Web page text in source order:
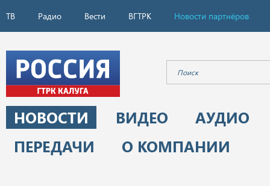
ТВ Радио Вести ВГТРК Новости партнёров
НОВОСТИ ВИДЕО
АУДИО
ПЕРЕДАЧИ
О КОМПАНИИ